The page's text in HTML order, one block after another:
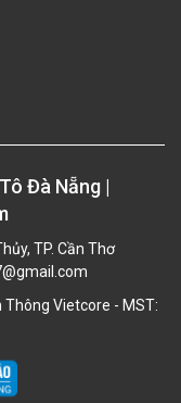
Đà Nẵng |
TP. Cần Thơ
Thông Vietcore - MST: